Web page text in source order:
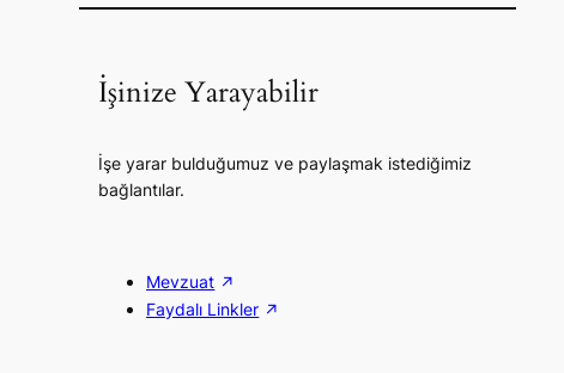
İşinize Yarayabilir
İşe yarar bulduğumuz ve paylaşmak istediğimiz
bağlantılar.
Mevzuat
Faydalı Linkler